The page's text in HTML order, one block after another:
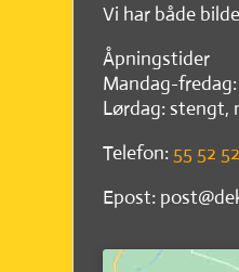
Vi har både
Åpningstider
Mandag-
Lørdag: stengt,
Telefon: 55 52
Epost: